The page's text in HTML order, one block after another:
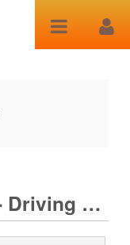
Vehicle Dynamics - Driving Simulator booklet_English_July2019_web